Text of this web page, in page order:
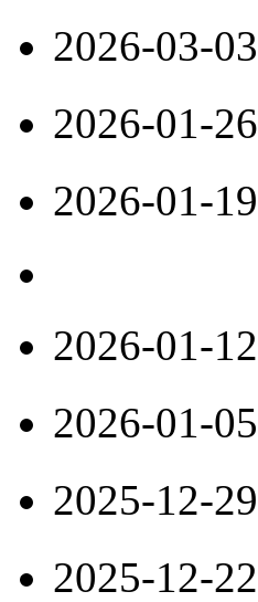
2026-03-03
2026-01-26
2026-01-19
2026-01-12
2026-01-05
2025-12-29
2025-12-22